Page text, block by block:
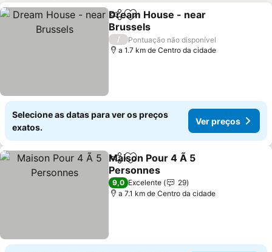
PartilharAdicionar aos favoritos
Dream House - near
Brussels
Ver preços
/
Pontuação não disponível
a 1.7 km de Centro da cidade
Selecione as datas para ver os preços
exatos.
Ver preços
PartilharAdicionar aos favoritos
Maison Pour 4 Ã 5
Personnes
Ver preços
9,0 Excelente
29
a 7.1 km de Centro da cidade